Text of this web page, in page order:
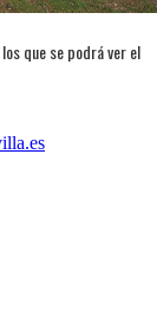
que se podrá ver el